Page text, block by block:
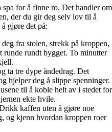
for å finne ro. Det handler om
der du gir deg selv lov til å
gjøre det på:
deg fra stolen, strekk på kroppen,
runde rundt bygget. To minutter
ta tre dype åndedrag. Det
hjelper deg å slippe spenninger.
til å koble helt av i stedet for
ekte hvile.
kaffen uten å gjøre noe
og kjenn hvordan kroppen roer